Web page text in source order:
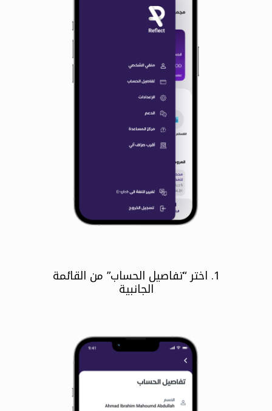
1. اختر “تفاصيل الحساب” من القائمة
الجانبية